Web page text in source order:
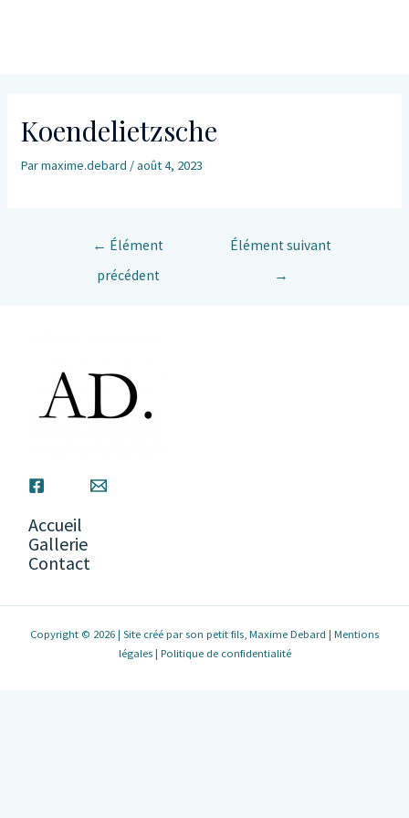
Koendelietzsche
Parmaxime.debard /août 4, 2023
← Élément
précédent
Élément suivant
→
Accueil
Gallerie
Contact
Copyright © 2026 | Site créé par son petit fils, Maxime Debard | Mentions
légales| Politique de confidentialité